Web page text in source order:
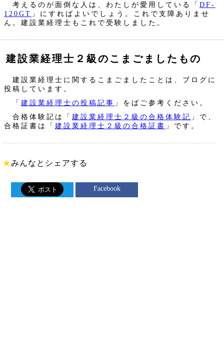
考えるのが面倒な人は、わたしが愛用している「 DF-
120GT 」にすればよいでしょう。これで支障ありませ
ん。建設業経理士もこれで受験しました。
建設業経理士２級のこまごましたもの
建設業経理士に関するこまごましたことは、ブログに
投稿しています。
「 建設業経理士の投稿記事 」をばご参考ください。
合格体験記は「 建設業経理士２級の合格体験記 」で、
合格証書は「 建設業経理士２級の合格証書 」です。
★みんなとシェアする
Facebook